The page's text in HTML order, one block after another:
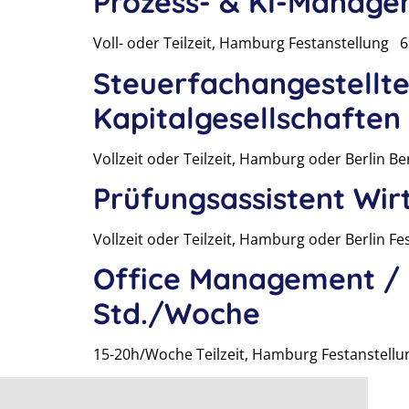
Voll- oder Teilzeit, Hamburg Festanstellung
Kapitalgesellschaften
Vollzeit oder Teilzeit, Hamburg oder Berlin
Prüfungsassistent
Vollzeit oder Teilzeit, Hamburg oder Berlin
Office Management /
Std./Woche
15-20h/Woche Teilzeit, Hamburg